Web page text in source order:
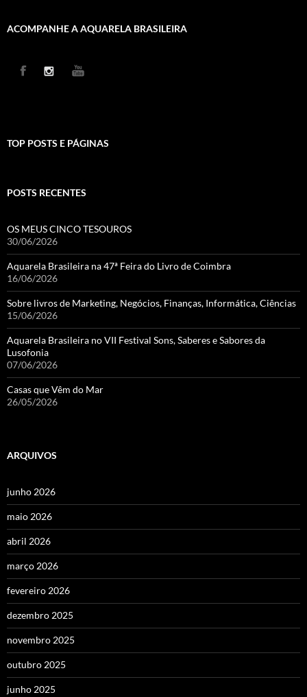
ACOMPANHE A AQUARELA BRASILEIRA
TOP POSTS E PÁGINAS
POSTS RECENTES
OS MEUS CINCO TESOUROS
30/06/2026
Aquarela Brasileira na 47ª Feira do Livro de Coimbra
16/06/2026
Sobre livros de Marketing, Negócios, Finanças, Informática, Ciências
15/06/2026
Aquarela Brasileira no VII Festival Sons, Saberes e Sabores da
Lusofonia
07/06/2026
Casas que Vêm do Mar
26/05/2026
ARQUIVOS
junho 2026
maio 2026
abril 2026
março 2026
fevereiro 2026
dezembro 2025
novembro 2025
outubro 2025
junho 2025